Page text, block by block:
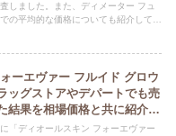
しました。また、ディメーター フュ
の平均的な価格についても紹介してい
ーエヴァー フルイド グロウ
ッグストアやデパートでも売
結果を相場価格と共に紹介し
「ディオールスキン フォーエヴァー